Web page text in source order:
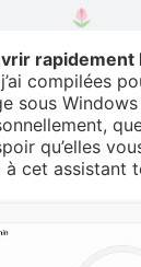
rapidement
compilées
sous Windows
qu’elles
cet assistant